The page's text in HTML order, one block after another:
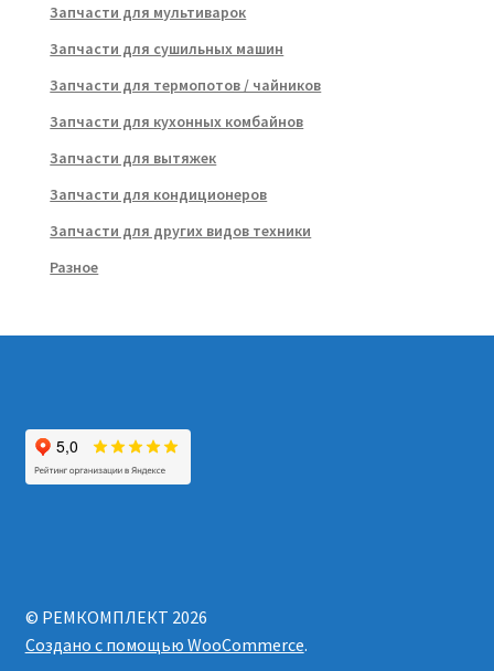
Запчасти для мультиварок
Запчасти для сушильных машин
Запчасти для термопотов / чайников
Запчасти для кухонных комбайнов
Запчасти для вытяжек
Запчасти для кондиционеров
Запчасти для других видов техники
Разное
© РЕМКОМПЛЕКТ 2026
Создано с помощью WooCommerce.